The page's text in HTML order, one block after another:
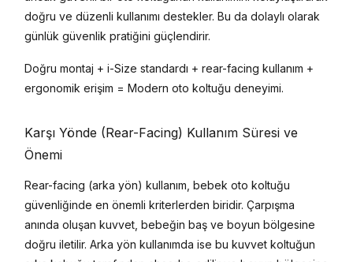
doğru ve düzenli kullanımı destekler. Bu da dolaylı olarak
günlük güvenlik pratiğini güçlendirir.
Doğru montaj + i-Size standardı + rear-facing kullanım +
ergonomik erişim = Modern oto koltuğu deneyimi.
Karşı Yönde (Rear-Facing) Kullanım Süresi ve
Önemi
Rear-facing (arka yön) kullanım, bebek oto koltuğu
güvenliğinde en önemli kriterlerden biridir. Çarpışma
anında oluşan kuvvet, bebeğin baş ve boyun bölgesine
doğru iletilir. Arka yön kullanımda ise bu kuvvet koltuğun